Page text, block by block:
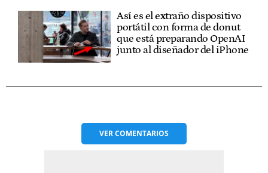
Así es el extraño dispositivo
portátil con forma de donut
que está preparando OpenAI
junto al diseñador del iPhone
VERCOMENTARIOS